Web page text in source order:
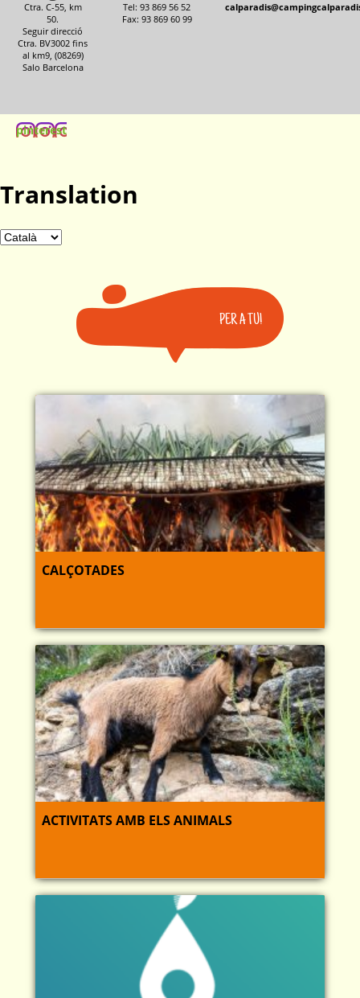
Ctra. C-55, km
50.
Seguir direcció
Ctra. BV3002 fins
al km9, (08269)
Salo Barcelona
Tel: 93 869 56 52
Fax: 93 869 60 99
pinterest
Translation
PER A TU!
CALÇOTADES
ACTIVITATS AMB ELS ANIMALS